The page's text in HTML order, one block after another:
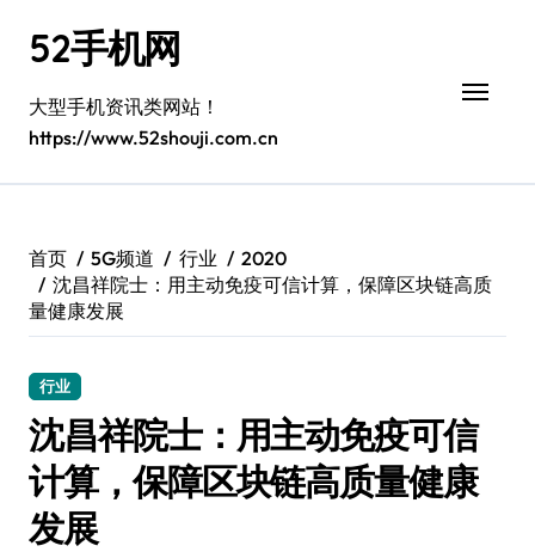
52手机网
大型手机资讯类网站！
https://www.52shouji.com.cn
首页 5G频道 行业
2020
沈昌祥院士：用主动免疫可信计算，保障区块链高质
量健康发展
行业
沈昌祥院士：用主动免疫可信
计算，保障区块链高质量健康
发展